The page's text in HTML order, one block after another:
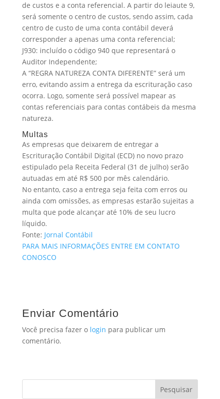
de custos e a conta referencial. A partir do leiaute 9,
será somente o centro de custos, sendo assim, cada
centro de custo de uma conta contábil deverá
corresponder a apenas uma conta referencial;
J930: incluído o código 940 que representará o
Auditor Independente;
A “REGRA NATUREZA CONTA DIFERENTE” será um
erro, evitando assim a entrega da escrituração caso
ocorra. Logo, somente será possível mapear as
contas referenciais para contas contábeis da mesma
natureza.
Multas
As empresas que deixarem de entregar a
Escrituração Contábil Digital (ECD) no novo prazo
estipulado pela Receita Federal (31 de julho) serão
autuadas em até R$ 500 por mês calendário.
No entanto, caso a entrega seja feita com erros ou
ainda com omissões, as empresas estarão sujeitas a
multa que pode alcançar até 10% de seu lucro
líquido.
Fonte: Jornal Contábil
PARA MAIS INFORMAÇÕES ENTRE EM CONTATO
CONOSCO
Enviar Comentário
Você precisa fazer o login para publicar um
comentário.
Pesquisar